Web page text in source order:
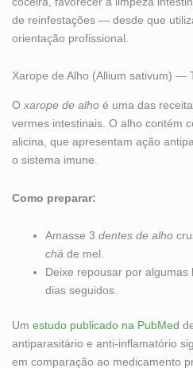
de reinfestações — desde que
orientação profissional.
Xarope de Alho (Allium sativum) —
O xarope de alho é uma das
vermes intestinais. O alho contém
alicina, que apresentam ação
o sistema imune.
Como preparar:
Amasse 3 dentes de alho
chá de mel.
Deixe repousar por
dias seguidos.
Um estudo publicado na PubMed
antiparasitário e anti-inflamatório
em comparação ao medicamento